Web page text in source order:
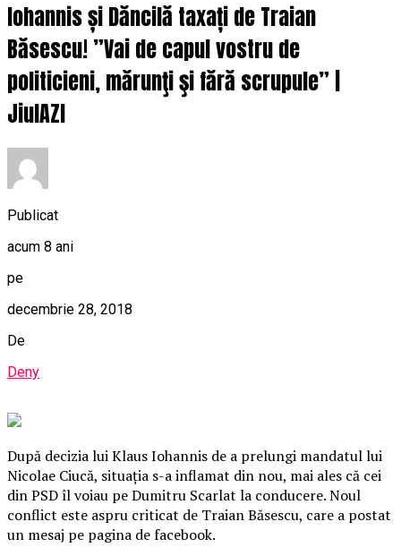
Iohannis și Dăncilă taxați de Traian
Băsescu! ”Vai de capul vostru de
politicieni, mărunţi şi fără scrupule” |
JiulAZI
Publicat
acum 8 ani
pe
decembrie 28, 2018
De
Deny
După decizia lui Klaus Iohannis de a prelungi mandatul lui
Nicolae Ciucă, situaţia s-a inflamat din nou, mai ales că cei
din PSD îl voiau pe Dumitru Scarlat la conducere. Noul
conflict este aspru criticat de Traian Băsescu, care a postat
un mesaj pe pagina de facebook.